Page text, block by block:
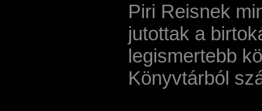
Piri Reisnek
jutottak a
legismertebb
Könyvtárból